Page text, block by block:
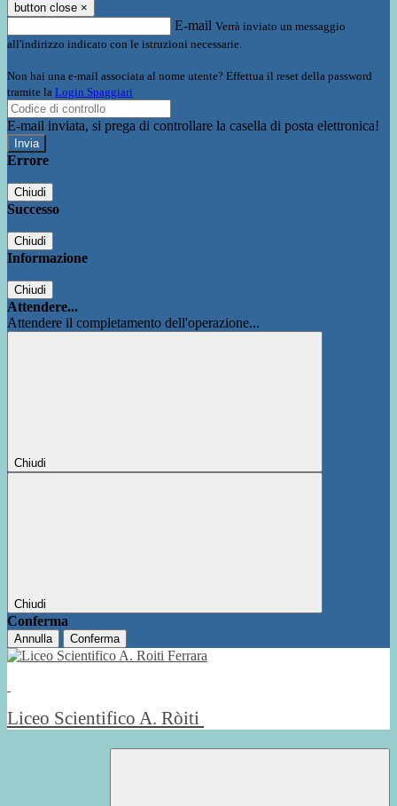
button close ×
E-mail Verrà inviato un messaggio
all'indirizzo indicato con le istruzioni necessarie.
Non hai una e-mail associata al nome utente? Effettua il reset della password
tramite la Login Spaggiari
E-mail inviata, si prega di controllare la casella di posta elettronica!
Errore
Chiudi
Successo
Chiudi
Informazione
Chiudi
Attendere...
Attendere il completamento dell'operazione...
Chiudi
Chiudi
Conferma
Annulla Conferma
Liceo Scientifico A. Ròiti